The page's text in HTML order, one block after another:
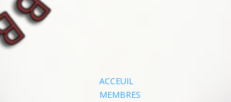
ACCEUIL
MEMBRES